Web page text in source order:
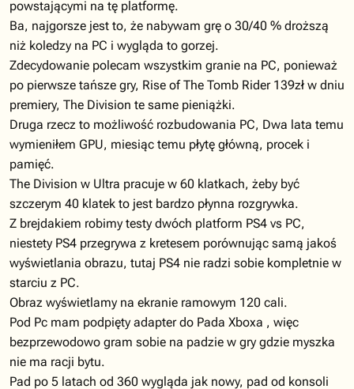
powstającymi na tę platformę.
Ba, najgorsze jest to, że nabywam grę o 30/40 % droższą
niż koledzy na PC i wygląda to gorzej.
Zdecydowanie polecam wszystkim granie na PC, ponieważ
po pierwsze tańsze gry, Rise of The Tomb Rider 139zł w dniu
premiery, The Division te same pieniążki.
Druga rzecz to możliwość rozbudowania PC, Dwa lata temu
wymieniłem GPU, miesiąc temu płytę główną, procek i
pamięć.
The Division w Ultra pracuje w 60 klatkach, żeby być
szczerym 40 klatek to jest bardzo płynna rozgrywka.
Z brejdakiem robimy testy dwóch platform PS4 vs PC,
niestety PS4 przegrywa z kretesem porównując samą jakoś
wyświetlania obrazu, tutaj PS4 nie radzi sobie kompletnie w
starciu z PC.
Obraz wyświetlamy na ekranie ramowym 120 cali.
Pod Pc mam podpięty adapter do Pada Xboxa , więc
bezprzewodowo gram sobie na padzie w gry gdzie myszka
nie ma racji bytu.
Pad po 5 latach od 360 wygląda jak nowy, pad od konsoli